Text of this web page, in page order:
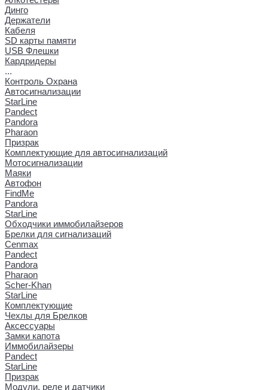
Динго
Держатели
Кабеля
SD карты памяти
USB Флешки
Кардридеры
...
Контроль Охрана
Автосигнализации
StarLine
Pandect
Pandora
Pharaon
Призрак
Комплектующие для автосигнализаций
Мотосигнализации
Маяки
Автофон
FindMe
Pandora
StarLine
Обходчики иммобилайзеров
Брелки для сигнализаций
Cenmax
Pandect
Pandora
Pharaon
Scher-Khan
StarLine
Комплектующие
Чехлы для Брелков
Аксессуары
Замки капота
Иммобилайзеры
Pandect
StarLine
Призрак
Модули, реле и датчики